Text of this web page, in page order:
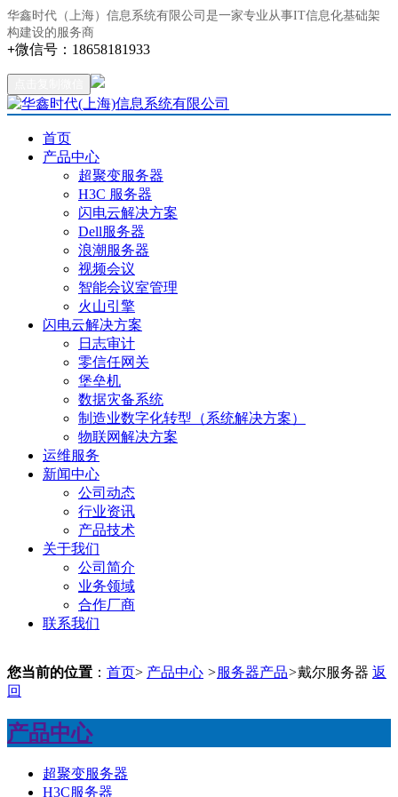
华鑫时代（上海）信息系统有限公司是一家专业从事IT信息化基础架
构建设的服务商
+微信号： 18658181933
首页
产品中心
超聚变服务器
H3C 服务器
闪电云解决方案
Dell服务器
浪潮服务器
视频会议
智能会议室管理
火山引擎
闪电云解决方案
日志审计
零信任网关
堡垒机
数据灾备系统
制造业数字化转型（系统解决方案）
物联网解决方案
运维服务
新闻中心
公司动态
行业资讯
产品技术
关于我们
公司简介
业务领域
合作厂商
联系我们
您当前的位置 ： 首页> 产品中心 >服务器产品>戴尔服务器 返
回
产品中心
超聚变服务器
H3C服务器